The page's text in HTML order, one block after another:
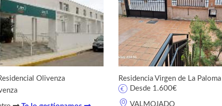
Olivenza
Residencia Virgen de La Paloma
VALMOJADO
Desde 1.600€